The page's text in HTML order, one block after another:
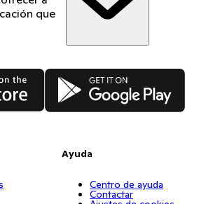
que
Google Play
Ayuda
Centro de ayuda
Contactar